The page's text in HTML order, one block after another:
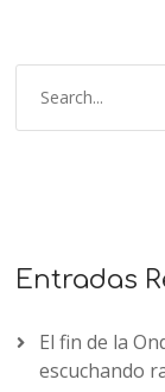
Entradas
El fin de la
escuchando